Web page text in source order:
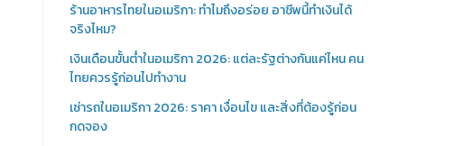
ร้านอาหารไทยในอเมริกา: ทำไมถึงอร่อย อาชีพนี้ทำเงินได้
จริงไหม?
เงินเดือนขั้นต่ำในอเมริกา 2026: แต่ละรัฐต่างกันแค่ไหน คน
ไทยควรรู้ก่อนไปทำงาน
เช่ารถในอเมริกา 2026: ราคา เงื่อนไข และสิ่งที่ต้องรู้ก่อน
กดจอง